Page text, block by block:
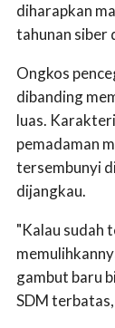
diharapkan
tahunan siber
Ongkos
dibanding
luas.
pemadaman
tersembunyi
dijangkau.
"Kalau sudah
gambut baru
SDM